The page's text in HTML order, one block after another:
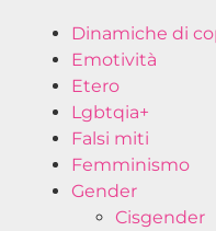
Dinamiche di
Emotività
Etero
Lgbtqia+
Falsi miti
Femminismo
Gender
Cisgender